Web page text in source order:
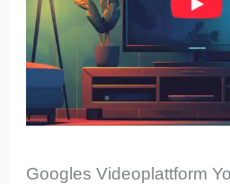
Googles Videoplattform